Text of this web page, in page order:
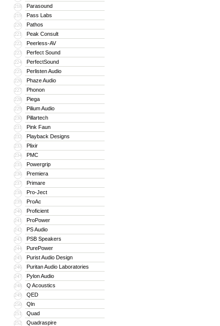
218 Parasound
219 Pass Labs
220 Pathos
221 Peak Consult
222 Peerless-AV
223 Perfect Sound
224 PerfectSound
225 Perlisten Audio
226 Phaze Audio
227 Phonon
228 Piega
229 Pilium Audio
230 Pillartech
231 Pink Faun
232 Playback Designs
233 Plixir
234 PMC
235 Powergrip
236 Premiera
237 Primare
238 Pro-Ject
239 ProAc
240 Proficient
241 ProPower
242 PS Audio
243 PSB Speakers
244 PurePower
245 Purist Audio Design
246 Puritan Audio Laboratories
247 Pylon Audio
248 Q Acoustics
249 QED
250 Qln
251 Quad
252 Quadraspire